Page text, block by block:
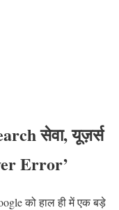
सेवा, यूज़र्स
Error’
को हाल ही में एक बड़े